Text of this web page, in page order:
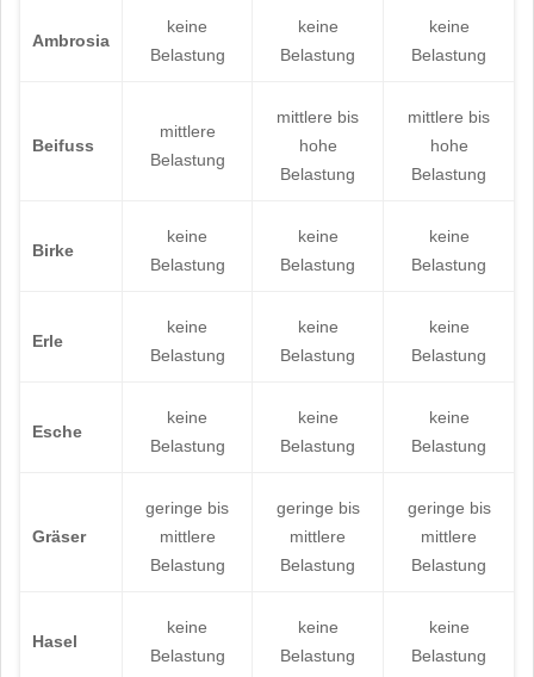
Ambrosia
keine
Belastung
keine
Belastung
keine
Belastung
Beifuss
mittlere
Belastung
mittlere bis
hohe
Belastung
mittlere bis
hohe
Belastung
Birke
keine
Belastung
keine
Belastung
keine
Belastung
Erle
keine
Belastung
keine
Belastung
keine
Belastung
Esche
keine
Belastung
keine
Belastung
keine
Belastung
Gräser
geringe bis
mittlere
Belastung
geringe bis
mittlere
Belastung
geringe bis
mittlere
Belastung
Hasel
keine
Belastung
keine
Belastung
keine
Belastung